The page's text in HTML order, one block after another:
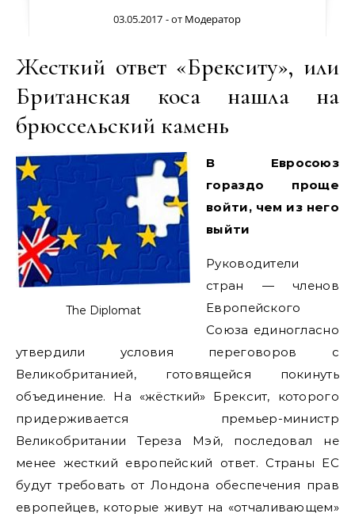
03.05.2017 - от Модератор
Жесткий ответ «Брекситу», или
Британская коса нашла на
брюссельский камень
The Diplomat
В Евросоюз
гораздо проще
войти, чем из него
выйти
Руководители
стран — членов
Европейского
Союза единогласно
утвердили условия переговоров с
Великобританией, готовящейся покинуть
объединение. На «жёсткий» Брексит, которого
придерживается премьер-министр
Великобритании Тереза Мэй, последовал не
менее жесткий европейский ответ. Страны ЕС
будут требовать от Лондона обеспечения прав
европейцев, которые живут на «отчаливающем»